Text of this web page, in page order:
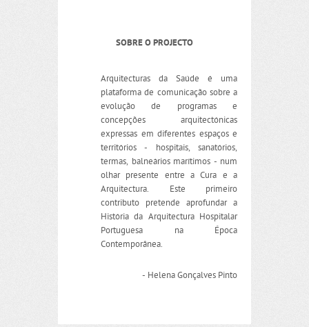
SOBRE O PROJECTO
Arquitecturas da Saúde é uma
plataforma de comunicação sobre a
evolução de programas e
concepções arquitectónicas
expressas em diferentes espaços e
territórios - hospitais, sanatórios,
termas, balneários marítimos - num
olhar presente entre a Cura e a
Arquitectura. Este primeiro
contributo pretende aprofundar a
História da Arquitectura Hospitalar
Portuguesa na Época
Contemporânea.
- Helena Gonçalves Pinto